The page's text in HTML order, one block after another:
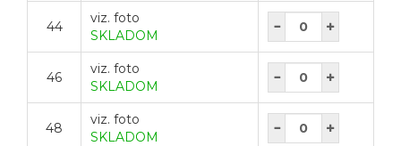
44
viz. foto
SKLADOM
46
viz. foto
SKLADOM
48
viz. foto
SKLADOM